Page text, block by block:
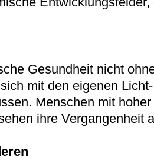
Gesundheit nicht
mit den eigenen
Menschen mit
ihre Vergangenheit